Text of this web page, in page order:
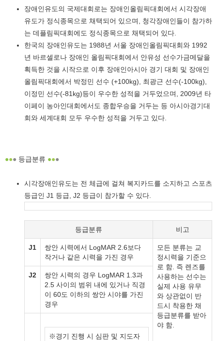
장애인유도의 국제대회로는 장애인올림픽대회에서 시각장애
유도가 정식종목으로 채택되어 있으며, 청각장애인들이 참가하
는 데플림픽대회에도 정식종목으로 채택되어 있다.
한국의 장애인유도는 1988년 서울 장애인올림픽대회와 1992
년 바르셀로나 장애인 올림픽대회에서 안유성 선수가금메달을
획득한 것을 시작으로 이후 장애인아시아 경기 대회 및 장애인
올림픽대회에서 박정민 선수 (+100kg), 최광근 선수(-100kg),
이정민 선수(-81kg)등이 우수한 성적을 거두었으며, 2009년 타
이페이 농아인대회에서도 종합우승을 거두는 등 아시아경기대
회와 세계대회 모두 우수한 성적을 거두고 있다.
●●● 등급분류 ●●●
시각장애인유도는 전 체급에 걸쳐 복지카드를 소지하고 스포츠
등급인 J1 등급, J2 등급이 참가할 수 있다.
등급분류 비고
J1
쌍안 시력에서 LogMAR 2.6보다
작거나 같은 시력을 가진 경우
모든 분류는 교
정시력을 기준으
로 함. 즉 렌즈를
사용하는 선수는
실제 사용 유무
와 상관없이 반
드시 착용한 채
등급분류를 받아
야 함.
J2
쌍안 시력의 경우 LogMAR 1.3과
2.5 사이의 범위 내에 있거나 직경
이 60도 이하의 쌍안 시야를 가진
경우
※경기 진행 시 심판 및 지도자